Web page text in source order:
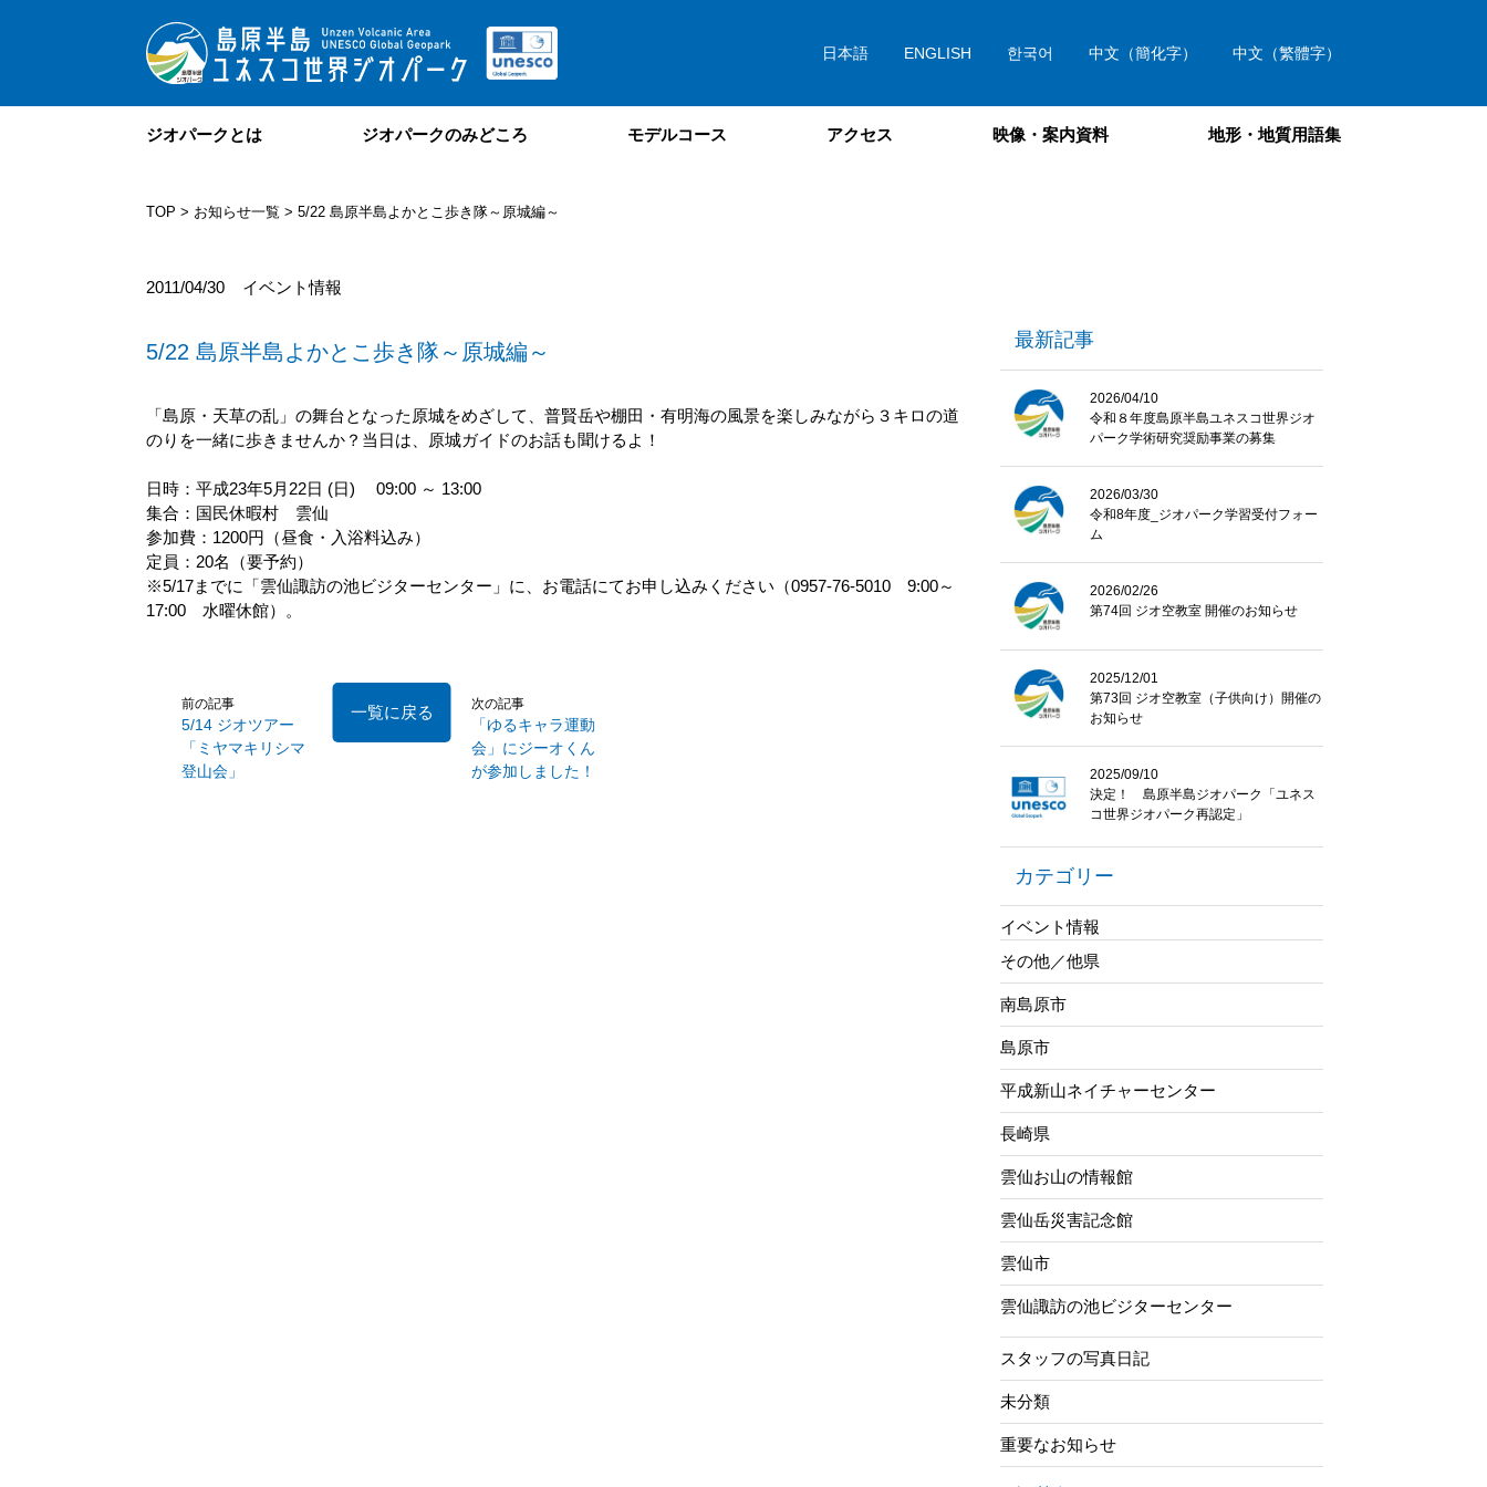
日本語 ENGLISH 한국어 中文（簡化字） 中文（繁體字）
ジオパークとは ジオパークのみどころ モデルコース アクセス 映像・案内資料 地形・地質用語集
TOP > お知らせ一覧 > 5/22 島原半島よかとこ歩き隊～原城編～
2011/04/30 イベント情報
5/22 島原半島よかとこ歩き隊～原城編～
「島原・天草の乱」の舞台となった原城をめざして、普賢岳や棚田・有明海の風景を楽しみながら３キロの道
のりを一緒に歩きませんか？当日は、原城ガイドのお話も聞けるよ！
日時：平成23年5月22日 (日) 09:00 ～ 13:00
集合：国民休暇村 雲仙
参加費：1200円（昼食・入浴料込み）
定員：20名（要予約）
※5/17までに「雲仙諏訪の池ビジターセンター」に、お電話にてお申し込みください（​0957-76-5010 9:​00～
17:00 水曜休館）。
前の記事
5/14 ジオツアー
「ミヤマキリシマ
登山会」
次の記事
「ゆるキャラ運動
会」にジーオくん
が参加しました！
一覧に戻る
最新記事
2026/04/10
令和８年度島原半島ユネスコ世界ジオ
パーク学術研究奨励事業の募集
2026/03/30
令和8年度_ジオパーク学習受付フォー
ム
2026/02/26
第74回 ジオ空教室 開催のお知らせ
2025/12/01
第73回 ジオ空教室（子供向け）開催の
お知らせ
2025/09/10
決定！ 島原半島ジオパーク「ユネス
コ世界ジオパーク再認定」
カテゴリー
イベント情報
その他／他県
南島原市
島原市
平成新山ネイチャーセンター
長崎県
雲仙お山の情報館
雲仙岳災害記念館
雲仙市
雲仙諏訪の池ビジターセンター
スタッフの写真日記
未分類
重要なお知らせ